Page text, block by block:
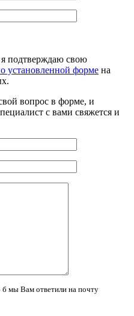
подтверждаю свою
установленной форме на
вопрос в форме, и
с вами свяжется и
б мы Вам ответили на почту